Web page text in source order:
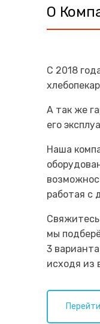
О
С 2018
А так же
его
Наша
работая с
мы
3
исходя из